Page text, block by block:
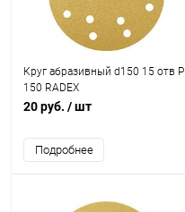
Круг абразивный d150 15 отв Р
150 RADEX
20 руб. / шт
Подробнее